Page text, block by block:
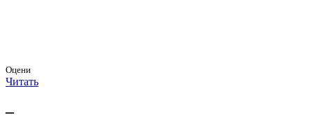
Оцени
Читать
–